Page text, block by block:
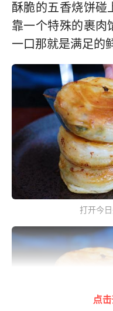
酥脆的五香烧饼碰
靠一个特殊的裹肉
一口那就是满足的
打开今
点